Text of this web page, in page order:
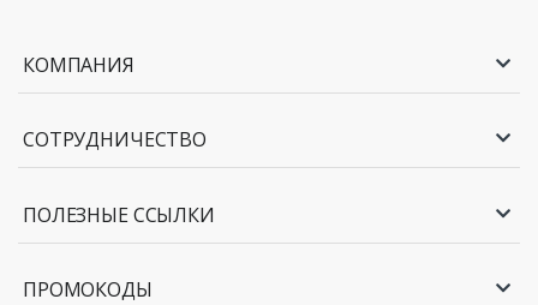
КОМПАНИЯ
СОТРУДНИЧЕСТВО
ПОЛЕЗНЫЕ ССЫЛКИ
ПРОМОКОДЫ